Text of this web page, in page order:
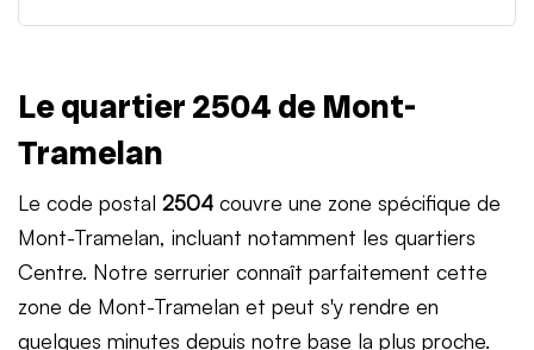
Le quartier 2504 de Mont-
Tramelan
Le code postal 2504 couvre une zone spécifique de
Mont-Tramelan, incluant notamment les quartiers
Centre. Notre serrurier connaît parfaitement cette
zone de Mont-Tramelan et peut s'y rendre en
quelques minutes depuis notre base la plus proche.